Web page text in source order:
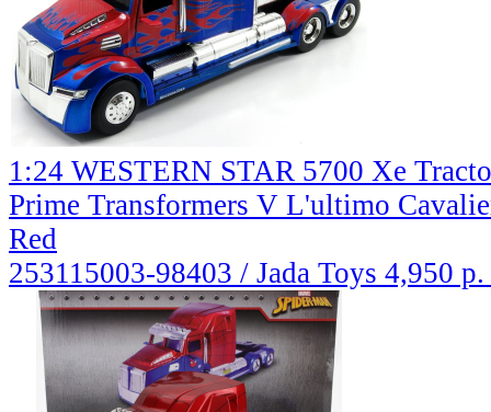
1:24 WESTERN STAR 5700 Xe
Prime Transformers V L'ultimo
Red
253115003-98403 / Jada Toys 4,950 р.